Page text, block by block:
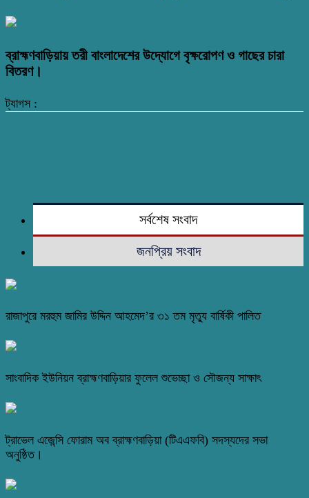
ব্রাহ্মণবাড়িয়ায় তরী বাংলাদেশের উদ্যোগে বৃক্ষরোপণ ও গাছের চারা
বিতরণ।
ট্যাগস :
সর্বশেষ সংবাদ
জনপ্রিয় সংবাদ
রাজাপুরে মরহুম জামির উদ্দিন আহমেদ’র ৩১ তম মৃত্যু বার্ষিকী পালিত
সাংবাদিক ইউনিয়ন ব্রাহ্মণবাড়িয়ার ফুলেল শুভেচ্ছা ও সৌজন্য সাক্ষাৎ
ট্রাভেল এজেন্সি ফোরাম অব ব্রাহ্মণবাড়িয়া (টিএএফবি) সদস্যদের সভা
অনুষ্ঠিত।